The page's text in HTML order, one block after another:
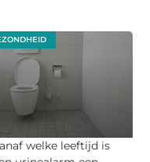
welke leeftijd is